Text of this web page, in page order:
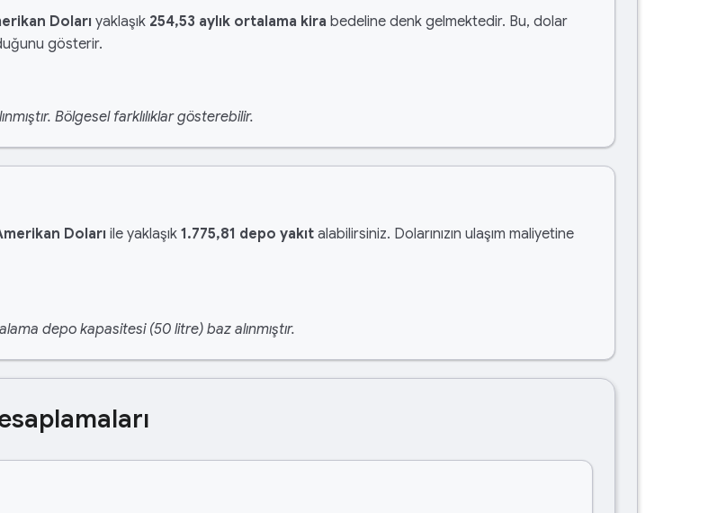
Doları yaklaşık 254,53 aylık ortalama kira bedeline denk gelmektedir. Bu, dolar
gösterir.
Bölgesel farklılıklar gösterebilir.
Doları ile yaklaşık 1.775,81 depo yakıt alabilirsiniz. Dolarınızın ulaşım maliyetine
depo kapasitesi (50 litre) baz alınmıştır.